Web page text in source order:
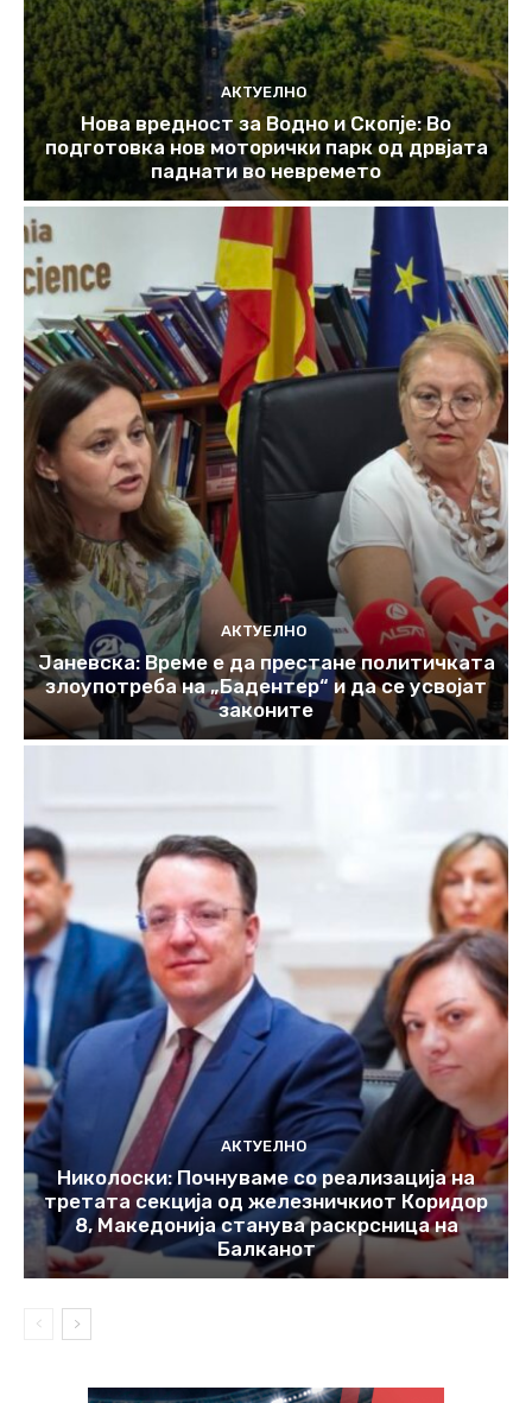
АКТУЕЛНО
Нова вредност за Водно и Скопје: Во
подготовка нов моторички парк од дрвјата
паднати во невремето
АКТУЕЛНО
Јаневска: Време е да престане политичката
злоупотреба на „Бадентер“ и да се усвојат
законите
АКТУЕЛНО
Николоски: Почнуваме со реализација на
третата секција од железничкиот Коридор
8, Македонија станува раскрсница на
Балканот